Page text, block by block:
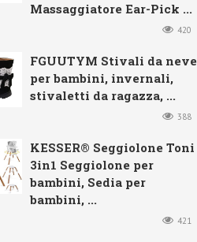
Massaggiatore Ear-Pick ...
420
FGUUTYM Stivali da neve
per bambini, invernali,
stivaletti da ragazza, ...
388
KESSER® Seggiolone Toni
3in1 Seggiolone per
bambini, Sedia per
bambini, ...
421